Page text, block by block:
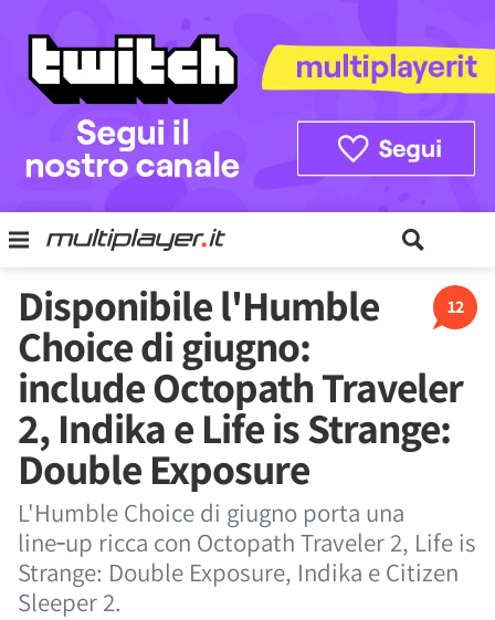
12
Disponibile l'Humble
Choice di giugno:
include Octopath Traveler
2, Indika e Life is Strange:
Double Exposure
L'Humble Choice di giugno porta una
line‑up ricca con Octopath Traveler 2, Life is
Strange: Double Exposure, Indika e Citizen
Sleeper 2.